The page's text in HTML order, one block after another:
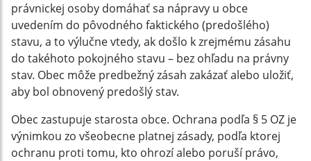
právnickej osoby domáhať sa nápravy u obce
uvedením do pôvodného faktického (predošlého)
stavu, a to výlučne vtedy, ak došlo k zrejmému zásahu
do takéhoto pokojného stavu – bez ohľadu na právny
stav. Obec môže predbežný zásah zakázať alebo uložiť,
aby bol obnovený predošlý stav.
Obec zastupuje starosta obce. Ochrana podľa § 5 OZ je
výnimkou zo všeobecne platnej zásady, podľa ktorej
ochranu proti tomu, kto ohrozí alebo poruší právo,